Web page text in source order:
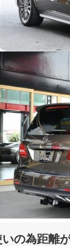
の為距離